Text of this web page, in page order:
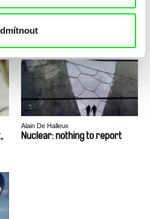
Jørgen Leth
Alain De Halleux
Nuclear: nothing to report